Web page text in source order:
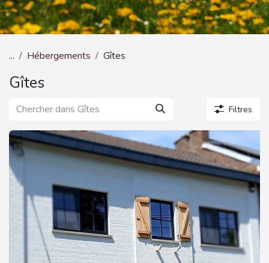
... Hébergements Gîtes
Gîtes
Filtres